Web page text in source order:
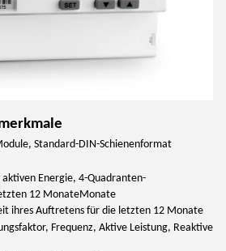
Standard-DIN-Schienenformat
Energie, 4-Quadranten-
12 MonateMonate
ihres Auftretens für die letzten 12 Monate
Frequenz, Aktive Leistung, Reaktive